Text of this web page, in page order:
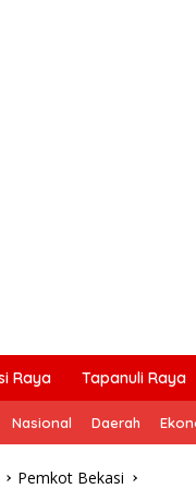
Raya Tapanuli Raya
Nasional Daerah
Pemkot Bekasi